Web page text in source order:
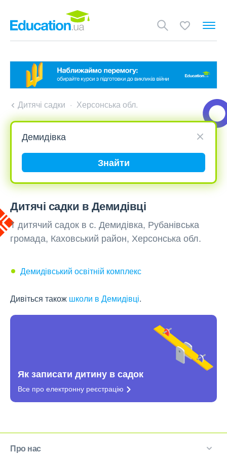
Дитячі садки Херсонська обл.
Знайти
Дитячі садки в Демидівці
1 дитячий садок в с. Демидівка, Рубанівська
громада, Каховський район, Херсонська обл.
Демидівський освітній комплекс
Дивіться також школи в Демидівці.
Як записати дитину в садок
Все про електронну реєстрацію
Про нас